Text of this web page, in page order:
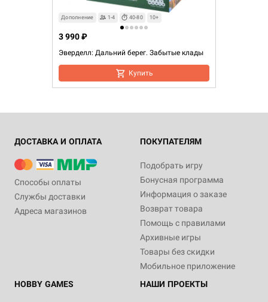
Дополнение 1-4 40-80 10+
Эверделл: Дальний берег. Забытые клады
3 990 ₽
Купить
ДОСТАВКА И ОПЛАТА
Способы оплаты
Службы доставки
Адреса магазинов
ПОКУПАТЕЛЯМ
Подобрать игру
Бонусная программа
Информация о заказе
Возврат товара
Помощь с правилами
Архивные игры
Товары без скидки
Мобильное приложение
HOBBY GAMES
НАШИ ПРОЕКТЫ